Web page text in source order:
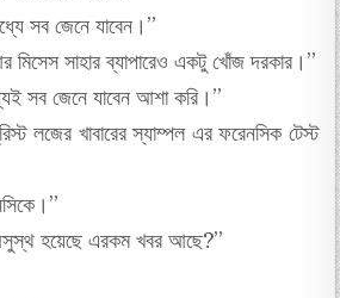
সব জেনে যাবেন।”
মিসেস সাহার ব্যাপারেও একটু খোঁজ দরকার।”
সব জেনে যাবেন আশা করি।”
লজের খাবারের স্যাম্পল এর ফরেনসিক টেস্ট
হয়েছে এরকম খবর আছে?”